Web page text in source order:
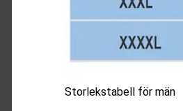
Storlekstabell för män